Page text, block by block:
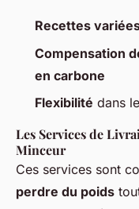
Recettes
Compensation
en carbone
Flexibilité dans
Les Services de
Minceur
Ces services sont
perdre du poids